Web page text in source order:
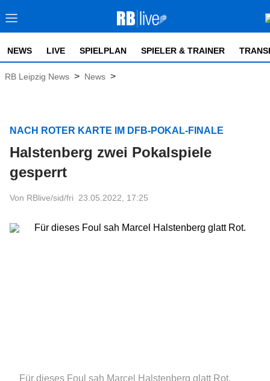
NEWS LIVE SPIELPLAN SPIELER & TRAINER
RB Leipzig News > News >
NACH ROTER KARTE IM DFB-POKAL-FINALE
Halstenberg zwei Pokalspiele
gesperrt
Von RBlive/sid/fri 23.05.2022, 17:25
Für dieses Foul sah Marcel Halstenberg glatt Rot.